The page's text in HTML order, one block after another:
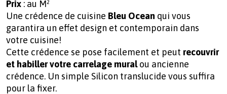
Prix : au M²
Une crédence de cuisine Bleu Ocean qui vous
garantira un effet design et contemporain dans
votre cuisine!
Cette crédence se pose facilement et peut recouvrir
et habiller votre carrelage muralou ancienne
crédence. Un simple Silicon translucide vous suffira
pour la fixer.